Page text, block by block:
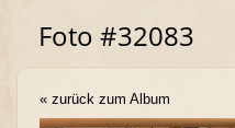
Foto #32083
« zurück zum Album